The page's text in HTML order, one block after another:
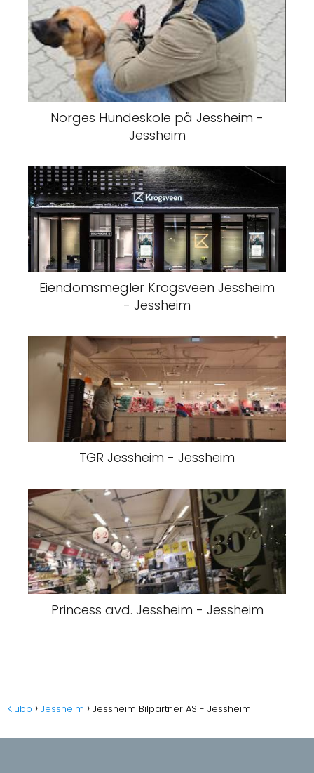
Norges Hundeskole på Jessheim -
Jessheim
Eiendomsmegler Krogsveen Jessheim
- Jessheim
TGR Jessheim - Jessheim
Princess avd. Jessheim - Jessheim
Klubb Jessheim Jessheim Bilpartner AS - Jessheim